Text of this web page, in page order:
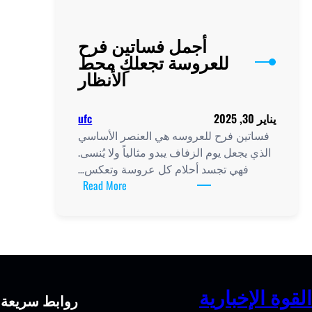
أجمل فساتين فرح
للعروسة تجعلكِ محط
الأنظار
يناير 30, 2025
ufc
فساتين فرح للعروسه هي العنصر الأساسي
الذي يجعل يوم الزفاف يبدو مثالياً ولا يُنسى.
فهي تجسد أحلام كل عروسة وتعكس…
Read More
:
للعروسة
الأنظار
القوة الإخبارية روابط سريعة